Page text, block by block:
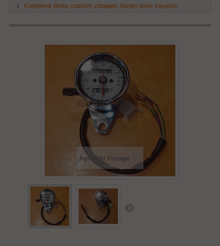
Compteur moto, custom ,chopper, harley avec voyants
Agrandir l'image